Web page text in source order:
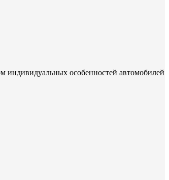
индивидуальных особенностей автомобилей